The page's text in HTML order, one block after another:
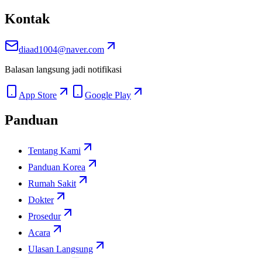
Kontak
diaad1004@naver.com
Balasan langsung jadi notifikasi
App Store Google Play
Panduan
Tentang Kami
Panduan Korea
Rumah Sakit
Dokter
Prosedur
Acara
Ulasan Langsung